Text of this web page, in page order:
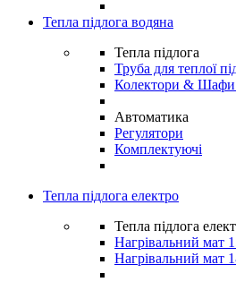
Тепла підлога водяна
Тепла підлога
Труба для теплої
Колектори & Шафи
Автоматика
Регулятори
Комплектуючі
Тепла підлога електро
Тепла підлога
Нагрівальний мат
Нагрівальний мат